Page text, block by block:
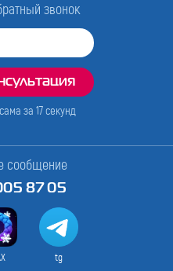
звонок
за 17секунд
сообщение
87 05
tg